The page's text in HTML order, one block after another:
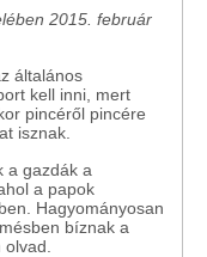
2015. február
általános
kell inni, mert
pincéről pincére
isznak.
a gazdák a
a papok
Hagyományosan
bíznak a